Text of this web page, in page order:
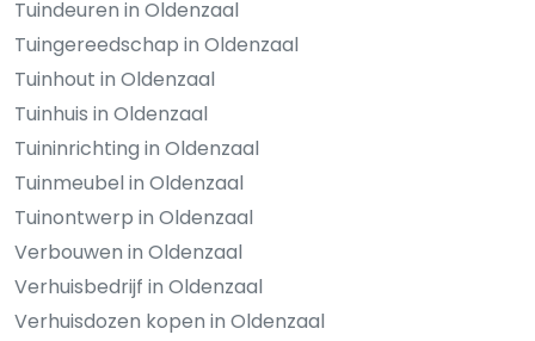
Tuindeuren in Oldenzaal
Tuingereedschap in Oldenzaal
Tuinhout in Oldenzaal
Tuinhuis in Oldenzaal
Tuininrichting in Oldenzaal
Tuinmeubel in Oldenzaal
Tuinontwerp in Oldenzaal
Verbouwen in Oldenzaal
Verhuisbedrijf in Oldenzaal
Verhuisdozen kopen in Oldenzaal